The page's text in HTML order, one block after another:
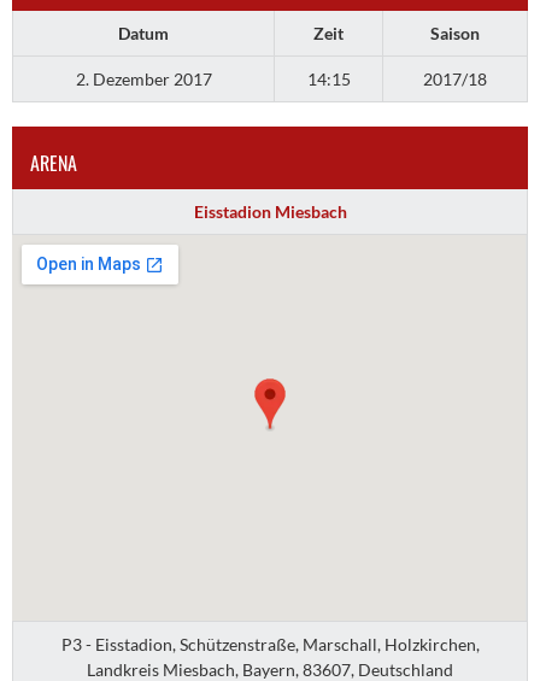
Datum Zeit Saison
2. Dezember 2017 14:15 2017/18
ARENA
Eisstadion Miesbach
P3 - Eisstadion, Schützenstraße, Marschall, Holzkirchen,
Landkreis Miesbach, Bayern, 83607, Deutschland